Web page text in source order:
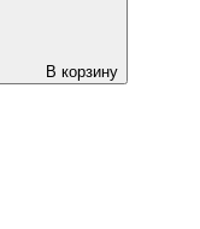
В корзину